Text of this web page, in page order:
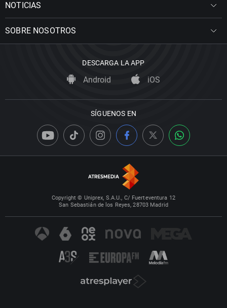
NOTICIAS
SOBRE NOSOTROS
DESCARGA LA APP
Android iOS
SÍGUENOS EN
Copyright © Uniprex, S.A.U., C/ Fuerteventura 12
San Sebastián de los Reyes, 28703 Madrid